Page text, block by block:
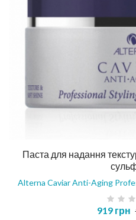
Паста для надання
Alterna Caviar Anti-Aging
919 грн